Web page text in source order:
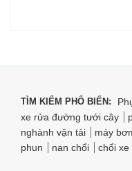
TÌM KIẾM PHỔ BIẾN:
xe rửa đường tưới cây
nghành vận tải
máy
phun
nan chổi chổi